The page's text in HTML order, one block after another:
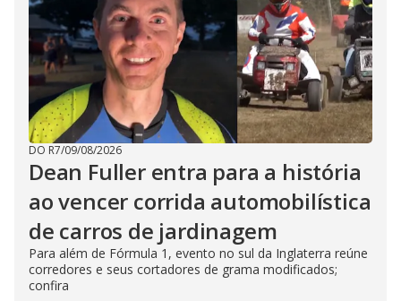
DO R7/09/08/2026
Dean Fuller entra para a história
ao vencer corrida automobilística
de carros de jardinagem
Para além de Fórmula 1, evento no sul da Inglaterra reúne
corredores e seus cortadores de grama modificados;
confira